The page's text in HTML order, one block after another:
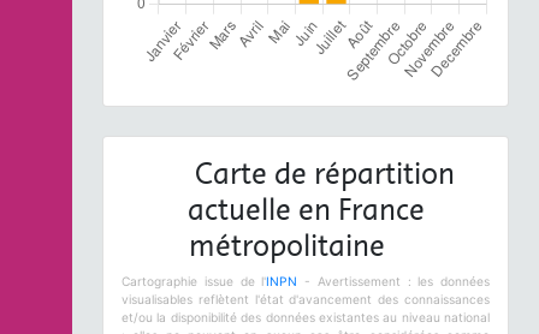
Carte de répartition
actuelle en France
métropolitaine
Cartographie issue de l'INPN
- Avertissement : les données
visualisables reflètent l'état d'avancement des connaissances
et/ou la disponibilité des données existantes au niveau national